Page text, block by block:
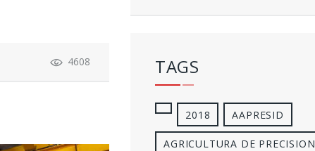
4608 TAGS
2018 AAPRESID
AGRICULTURA DE PRECISION